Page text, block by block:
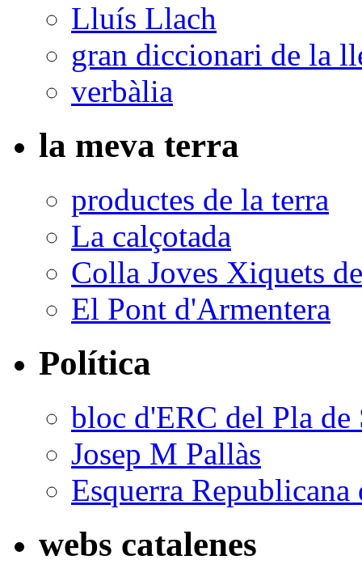
Lluís Llach
gran diccionari de la
verbàlia
la meva terra
productes de la terra
La calçotada
Colla Joves Xiquets
El Pont d'Armentera
Política
bloc d'ERC del Pla de
Josep M Pallàs
Esquerra Republicana
webs catalenes